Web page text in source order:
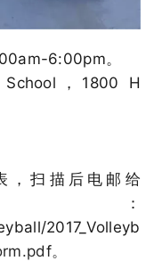
6:00pm。
，1800 H
，扫描后电邮给
：
2017_Volleyb
。